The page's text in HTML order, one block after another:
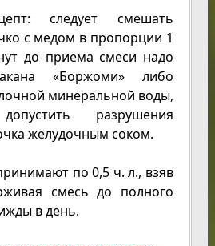
следует смешать
с медом в пропорции 1
до приема смеси надо
«Боржоми» либо
минеральной воды,
разрушения
желудочным соком.
по 0,5 ч. л., взяв
смесь до полного
в день.